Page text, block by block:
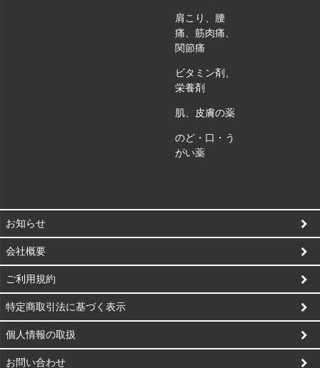
肩こり、腰
痛、筋肉痛、
関節痛
ビタミン剤、
栄養剤
肌、皮膚の薬
のど・口・う
がい薬
お知らせ
会社概要
ご利用規約
特定商取引法に基づく表示
個人情報の取扱
お問い合わせ